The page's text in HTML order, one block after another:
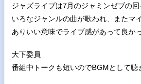
ジャズライブは7月のジャミンゼブの
いろなジャンルの曲が歌われ、またマ
ありいい意味でライブ感があって良か
大下委員
番組中トークも短いのでBGMとして聴